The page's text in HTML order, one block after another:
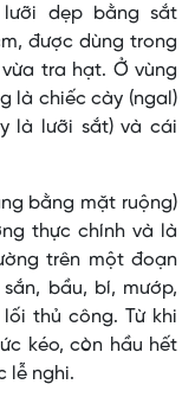
dẹp bằng sắt
được dùng trong
tra hạt. Ở vùng
là chiếc cày (ngal)
là lưỡi sắt) và cái
bằng mặt ruộng)
thực chính và là
trên một đoạn
bầu, bí, mướp,
thủ công. Từ khi
kéo, còn hầu hết
lễ nghi.